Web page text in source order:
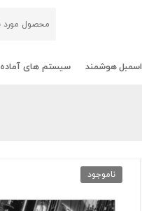
اسمبل هوشمند سیستم های آماده
ناموجود